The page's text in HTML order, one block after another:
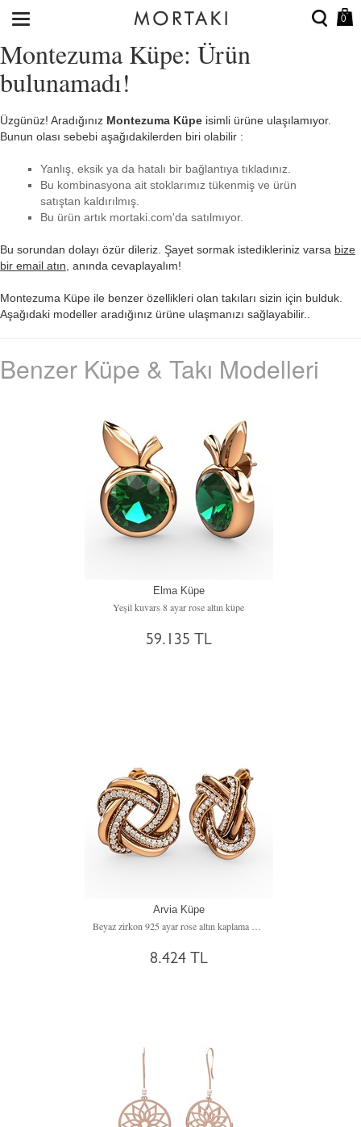
0
Montezuma Küpe: Ürün
bulunamadı!
Üzgünüz! Aradığınız Montezuma Küpe isimli ürüne ulaşılamıyor.
Bunun olası sebebi aşağıdakilerden biri olabilir :
Yanlış, eksik ya da hatalı bir bağlantıya tıkladınız.
Bu kombinasyona ait stoklarımız tükenmiş ve ürün
satıştan kaldırılmış.
Bu ürün artık mortaki.com'da satılmıyor.
Bu sorundan dolayı özür dileriz. Şayet sormak istedikleriniz varsa bize
bir email atın , anında cevaplayalım!
Montezuma Küpe ile benzer özellikleri olan takıları sizin için bulduk.
Aşağıdaki modeller aradığınız ürüne ulaşmanızı sağlayabilir..
Benzer Küpe & Takı Modelleri
Elma Küpe
Yeşil kuvars 8 ayar rose altın küpe
59.135 TL
Arvia Küpe
8.424 TL